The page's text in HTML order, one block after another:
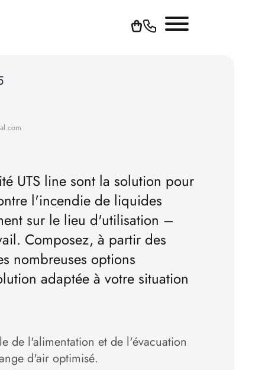
UTS line sont la solution pour
l'incendie de liquides
sur le lieu d'utilisation –
Composez, à partir des
nombreuses options
adaptée à votre situation
de l'alimentation et de l'évacuation
d'air optimisé.